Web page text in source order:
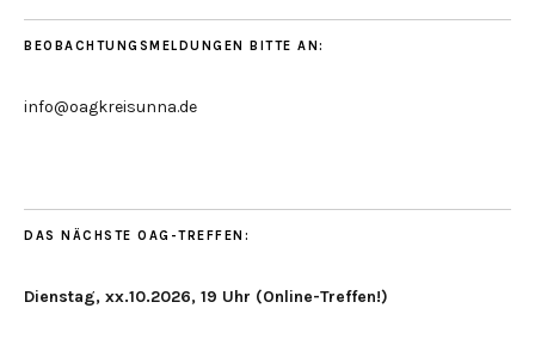
BEOBACHTUNGSMELDUNGEN BITTE AN:
info@oagkreisunna.de
DAS NÄCHSTE OAG-TREFFEN:
Dienstag, xx.10.2026, 19 Uhr (Online-Treffen!)